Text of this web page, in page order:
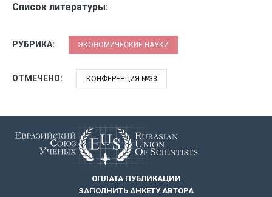
Список литературы:
РУБРИКА: ЭКОНОМИЧЕСКИЕ НАУКИ
ОТМЕЧЕНО: КОНФЕРЕНЦИЯ №33
ОПЛАТА ПУБЛИКАЦИИ
ЗАПОЛНИТЬ АНКЕТУ АВТОРА